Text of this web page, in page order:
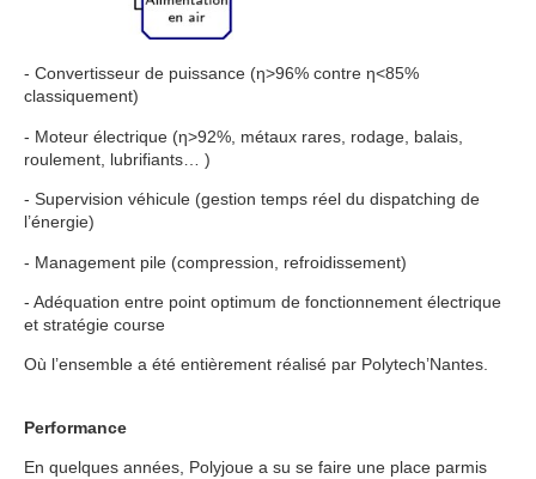
- Convertisseur de puissance (η>96% contre η<85%
classiquement)
- Moteur électrique (η>92%, métaux rares, rodage, balais,
roulement, lubrifiants… )
- Supervision véhicule (gestion temps réel du dispatching de
l’énergie)
- Management pile (compression, refroidissement)
- Adéquation entre point optimum de fonctionnement électrique
et stratégie course
Où l’ensemble a été entièrement réalisé par Polytech’Nantes.
Performance
En quelques années, Polyjoue a su se faire une place parmis